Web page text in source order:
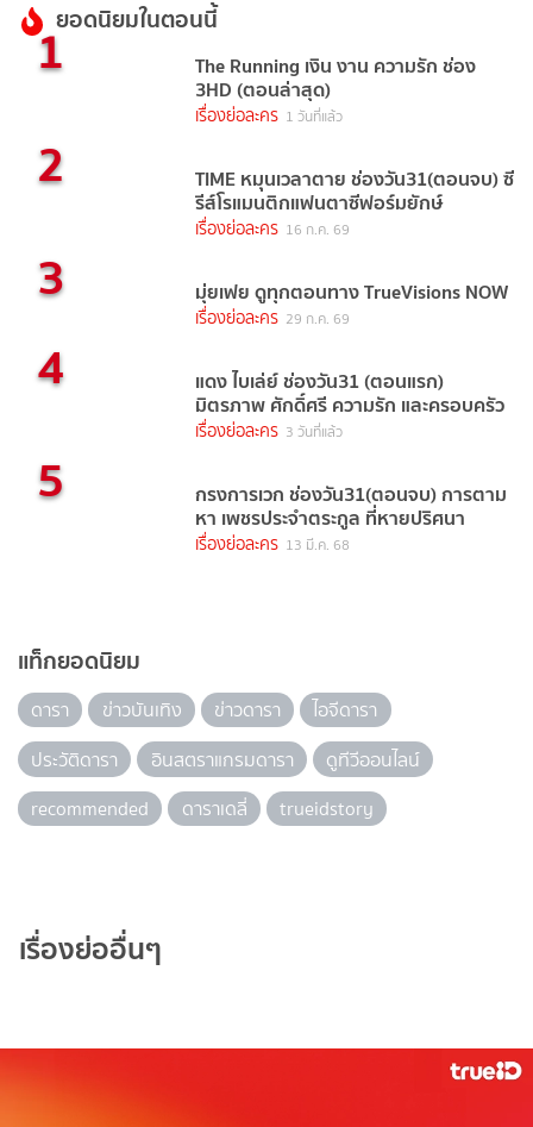
ยอดนิยมในตอนนี้
1 The Running เงิน งาน ความรัก ช่อง
3HD (ตอนล่าสุด)
เรื่องย่อละคร 1 วันที่แล้ว
2 TIME หมุนเวลาตาย ช่องวัน31(ตอนจบ) ซี
รีส์โรแมนติกแฟนตาซีฟอร์มยักษ์
เรื่องย่อละคร 16 ก.ค. 69
3 มุ่ยเฟย ดูทุกตอนทาง TrueVisions NOW
เรื่องย่อละคร 29 ก.ค. 69
4 แดง ไบเล่ย์ ช่องวัน31 (ตอนแรก)
มิตรภาพ ศักดิ์ศรี ความรัก และครอบครัว
เรื่องย่อละคร 3 วันที่แล้ว
5 กรงการเวก ช่องวัน31(ตอนจบ) การตาม
หา เพชรประจำตระกูล ที่หายปริศนา
เรื่องย่อละคร 13 มี.ค. 68
แท็กยอดนิยม
ดารา ข่าวบันเทิง ข่าวดารา
ไอจีดารา
ประวัติดารา
อินสตราแกรมดารา
ดูทีวีออนไลน์
recommended
ดาราเดลี่ trueidstory
เรื่องย่ออื่นๆ